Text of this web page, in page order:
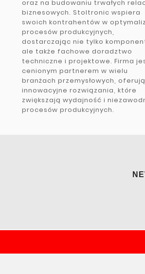
oraz na budowaniu trwałych
biznesowych. Stoltronic wspiera
swoich kontrahentów w
procesów produkcyjnych,
dostarczając nie tylko
ale także fachowe doradztwo
techniczne i projektowe. Firma
cenionym partnerem w wielu
branżach przemysłowych,
innowacyjne rozwiązania, które
zwiększają wydajność i
procesów produkcyjnych.